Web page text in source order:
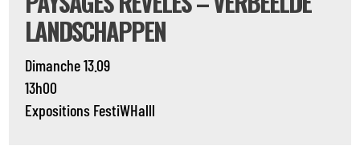
LANDSCHAPPEN
Dimanche 13.09
13h00
Expositions FestiWHalll